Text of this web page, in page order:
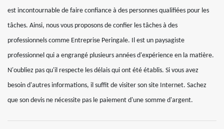
est incontournable de faire confiance à des personnes qualifiées pour les
tâches. Ainsi, nous vous proposons de confier les tâches à des
professionnels comme Entreprise Peringale. Il est un paysagiste
professionnel qui a engrangé plusieurs années d'expérience en la matière.
N'oubliez pas qu'il respecte les délais qui ont été établis. Si vous avez
besoin d'autres informations, il suffit de visiter son site Internet. Sachez
que son devis ne nécessite pas le paiement d'une somme d'argent.